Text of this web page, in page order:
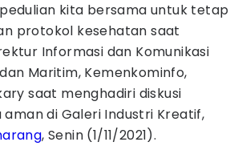
kita bersama untuk tetap
protokol kesehatan saat
Informasi dan Komunikasi
Maritim, Kemenkominfo,
saat menghadiri diskusi
di Galeri Industri Kreatif,
, Senin (1/11/2021).